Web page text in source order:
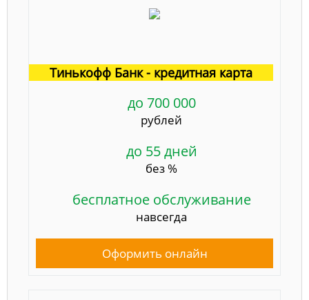
Тинькофф Банк - кредитная карта
до 700 000
рублей
до 55 дней
без %
бесплатное обслуживание
навсегда
Оформить онлайн